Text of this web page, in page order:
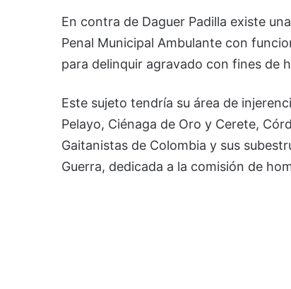
En contra de Daguer Padilla existe
Penal Municipal Ambulante con
para delinquir agravado con fines de
Este sujeto tendría su área de
Pelayo, Ciénaga de Oro y Cerete,
Gaitanistas de Colombia y sus
Guerra, dedicada a la comisión de